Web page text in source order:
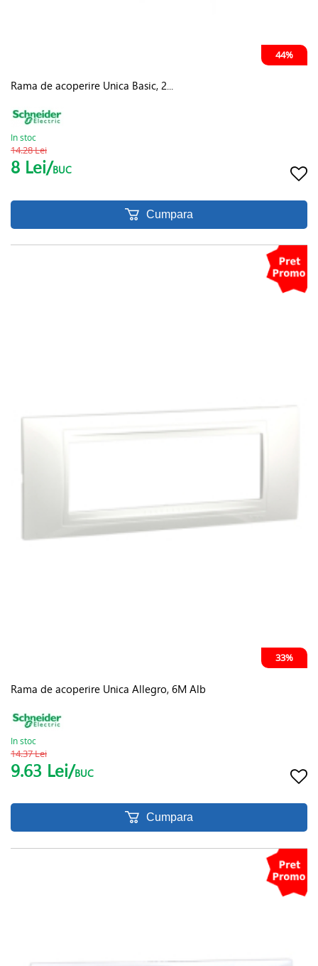
44%
Rama de acoperire Unica Basic, 2...
In stoc
14.28 Lei
8 Lei/BUC
Cumpara
33%
Rama de acoperire Unica Allegro, 6M Alb
In stoc
14.37 Lei
9.63 Lei/BUC
Cumpara